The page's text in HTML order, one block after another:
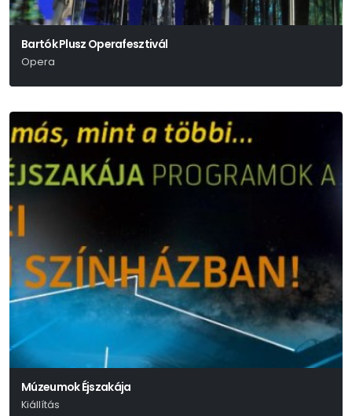
Bartók Plusz Operafesztivál
Opera
Múzeumok Éjszakája
Kiállítás